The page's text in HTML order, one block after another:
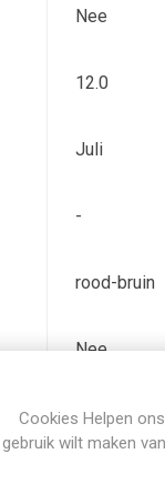
Nee
12.0
Juli
-
rood-bruin
Nee
Cookies Helpen
gebruik wilt maken